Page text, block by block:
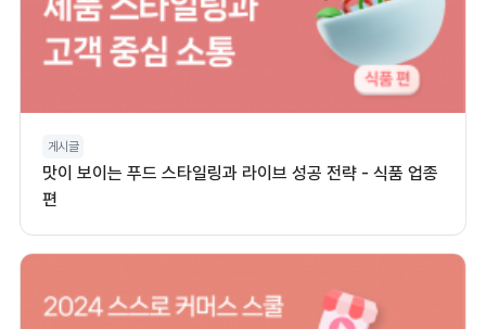
게시글
맛이 보이는 푸드 스타일링과 라이브 성공 전략 - 식품 업종
편